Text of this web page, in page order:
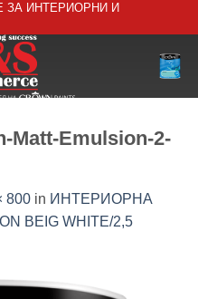
ЗА ИНТЕРИОРНИ И
Matt-Emulsion-2-
800 in ИНТЕРИОРНА
BEIG WHITE/2,5